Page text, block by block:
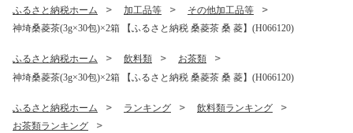
ふるさと納税ホーム 加工品等
その他加工品等
神埼桑菱茶(3g×30包)×2箱 【ふるさと納税 桑菱茶 桑 菱】(H066120)
ふるさと納税ホーム 飲料類
お茶類
神埼桑菱茶(3g×30包)×2箱 【ふるさと納税 桑菱茶 桑 菱】(H066120)
ふるさと納税ホーム ランキング
飲料類ランキング
お茶類ランキング